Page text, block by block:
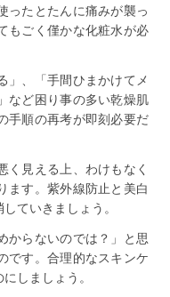
ったとたんに痛みが襲っ
もごく僅かな化粧水が必
」、「手間ひまかけてメ
など困り事の多い乾燥肌
手順の再考が即刻必要だ
く見える上、わけもなく
ます。紫外線防止と美白
ていきましょう。
からないのでは？」と思
です。合理的なスキンケ
しましょう。